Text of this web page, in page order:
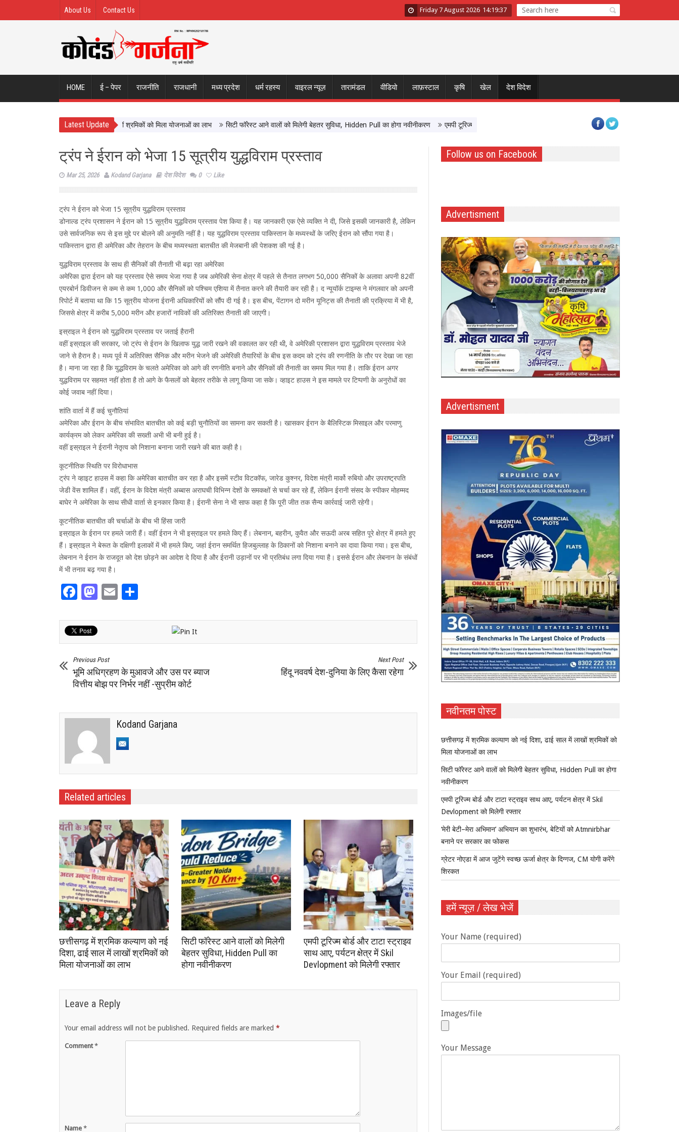
About Us Contact Us Friday 7 August 2026 14:19:38
HOME ई – पेपर राजनीति राजधानी मध्य प्रदेश धर्म रहस्य वाइरल न्यूज़ तारामंडल वीडियो लाफ़स्टाल कृषि खेल देश विदेश
Latest Update
कल्याण को नई दिशा, ढाई साल में लाखों श्रमिकों को मिला योजनाओं का लाभ सिटी फॉरेस्ट आने वालों को मिलेगी बेहतर सुविधा, Hidden Pull का होगा नवीनीकरण एमपी टूरिज्म बोर्ड और टाटा स्ट्राइव साथ आए, पर्यटन क्षेत्र में Skil Devlopment को मिलेगी रफ्तार
ट्रंप ने ईरान को भेजा 15 सूत्रीय युद्धविराम प्रस्ताव
Mar 25, 2026 Kodand Garjana देश विदेश 0 Like
ट्रंप ने ईरान को भेजा 15 सूत्रीय युद्धविराम प्रस्ताव
डोनाल्ड ट्रंप प्रशासन ने ईरान को 15 सूत्रीय युद्धविराम प्रस्ताव पेश किया है। यह जानकारी एक ऐसे व्यक्ति ने दी, जिसे इसकी जानकारी है, लेकिन
उसे सार्वजनिक रूप से इस मुद्दे पर बोलने की अनुमति नहीं है। यह युद्धविराम प्रस्ताव पाकिस्तान के मध्यस्थों के जरिए ईरान को सौंपा गया है।
पाकिस्तान द्वारा ही अमेरिका और तेहरान के बीच मध्यस्थता बातचीत की मेजबानी की पेशकश की गई है।
युद्धविराम प्रस्ताव के साथ ही सैनिकों की तैनाती भी बढ़ा रहा अमेरिका
अमेरिका द्वारा ईरान को यह प्रस्ताव ऐसे समय भेजा गया है जब अमेरिकी सेना क्षेत्र में पहले से तैनात लगभग 50,000 सैनिकों के अलावा अपनी 82वीं
एयरबोर्न डिवीजन से कम से कम 1,000 और सैनिकों को पश्चिम एशिया में तैनात करने की तैयारी कर रही है। द न्यूयॉर्क टाइम्स ने मंगलवार को अपनी
रिपोर्ट में बताया था कि 15 सूत्रीय योजना ईरानी अधिकारियों को सौंप दी गई है। इस बीच, पेंटागन दो मरीन यूनिट्स की तैनाती की प्रक्रिया में भी है,
जिससे क्षेत्र में करीब 5,000 मरीन और हजारों नाविकों की अतिरिक्त तैनाती की जाएगी।
इस्राइल ने ईरान को युद्धविराम प्रस्ताव पर जताई हैरानी
वहीं इस्राइल की सरकार, जो ट्रंप से ईरान के खिलाफ युद्ध जारी रखने की वकालत कर रही थी, वे अमेरिकी प्रशासन द्वारा युद्धविराम प्रस्ताव भेजे
जाने से हैरान है। मध्य पूर्व में अतिरिक्त सैनिक और मरीन भेजने की अमेरिकी तैयारियों के बीच इस कदम को ट्रंप की रणनीति के तौर पर देखा जा रहा
है। माना जा रहा है कि युद्धविराम के चलते अमेरिका को आगे की रणनीति बनाने और सैनिकों की तैनाती का समय मिल गया है। ताकि ईरान अगर
युद्धविराम पर सहमत नहीं होता है तो आगे के फैसलों को बेहतर तरीके से लागू किया जा सके। व्हाइट हाउस ने इस मामले पर टिप्पणी के अनुरोधों का
कोई जवाब नहीं दिया।
शांति वार्ता में हैं कई चुनौतियां
अमेरिका और ईरान के बीच संभावित बातचीत को कई बड़ी चुनौतियों का सामना कर सकती है। खासकर ईरान के बैलिस्टिक मिसाइल और परमाणु
कार्यक्रम को लेकर अमेरिका की सख्ती अभी भी बनी हुई है।
वहीं इस्राइल ने ईरानी नेतृत्व को निशाना बनाना जारी रखने की बात कही है।
कूटनीतिक स्थिति पर विरोधाभास
ट्रंप ने व्हाइट हाउस में कहा कि अमेरिका बातचीत कर रहा है और इसमें स्टीव विटकॉफ, जारेड कुश्नर, विदेश मंत्री मार्को रुबियो और उपराष्ट्रपति
जेडी वेंस शामिल हैं। वहीं, ईरान के विदेश मंत्री अब्बास अराघची विभिन्न देशों के समकक्षों से चर्चा कर रहे हैं, लेकिन ईरानी संसद के स्पीकर मोहम्मद
बाघेर ने अमेरिका के साथ सीधी वार्ता से इनकार किया है। ईरानी सेना ने भी साफ कहा है कि पूरी जीत तक सैन्य कार्रवाई जारी रहेगी।
कूटनीतिक बातचीत की चर्चाओं के बीच भी हिंसा जारी
इस्राइल के ईरान पर हमले जारी हैं। वहीं ईरान ने भी इस्राइल पर हमले किए हैं। लेबनान, बहरीन, कुवैत और सऊदी अरब सहित पूरे क्षेत्र में हमले हुए
हैं। इस्राइल ने बेरूत के दक्षिणी इलाकों में भी हमले किए, जहां ईरान समर्थित हिजबुल्लाह के ठिकानों को निशाना बनाने का दावा किया गया। इस बीच,
लेबनान ने ईरान के राजदूत को देश छोड़ने का आदेश दे दिया है और ईरानी उड़ानों पर भी प्रतिबंध लगा दिया गया है। इससे ईरान और लेबनान के संबंधों
में भी तनाव बढ़ गया है।
Facebook
Mastodon
Email
Previous Post
भूमि अधिग्रहण के मुआवजे और उस पर ब्याज
वित्तीय बोझ पर निर्भर नहीं -सुप्रीम कोर्ट
Next Post
हिंदू नववर्ष देश-दुनिया के लिए कैसा रहेगा
Kodand Garjana
Related articles
छत्तीसगढ़ में श्रमिक कल्याण को नई
दिशा, ढाई साल में लाखों श्रमिकों को
मिला योजनाओं का लाभ
सिटी फॉरेस्ट आने वालों को मिलेगी
बेहतर सुविधा, Hidden Pull का
होगा नवीनीकरण
एमपी टूरिज्म बोर्ड और टाटा स्ट्राइव
साथ आए, पर्यटन क्षेत्र में Skil
Devlopment को मिलेगी रफ्तार
Leave a Reply
Your email address will not be published. Required fields are marked *
Comment*
Name *
Follow us on Facebook
Advertisment
Advertisment
नवीनतम पोस्ट
छत्तीसगढ़ में श्रमिक कल्याण को नई दिशा, ढाई साल में लाखों श्रमिकों को
मिला योजनाओं का लाभ
सिटी फॉरेस्ट आने वालों को मिलेगी बेहतर सुविधा, Hidden Pull का होगा
नवीनीकरण
एमपी टूरिज्म बोर्ड और टाटा स्ट्राइव साथ आए, पर्यटन क्षेत्र में Skil
Devlopment को मिलेगी रफ्तार
‘मेरी बेटी–मेरा अभिमान’ अभियान का शुभारंभ, बेटियों को Atmnirbhar
बनाने पर सरकार का फोकस
ग्रेटर नोएडा में आज जुटेंगे स्वच्छ ऊर्जा क्षेत्र के दिग्गज, CM योगी करेंगे
शिरकत
हमें न्यूज़ / लेख भेजें
Your Name (required)
Your Email (required)
Images/file
Your Message